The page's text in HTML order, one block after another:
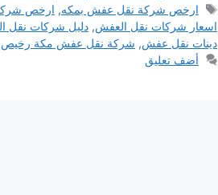
الوسوم
ارخص شركة نقل عفش بمكه, ارخص
اسعار شركات نقل العفش, دليل شركات نقل
دينات نقل عفش, شركة نقل عفش مكة رخيص
أضف تعليق